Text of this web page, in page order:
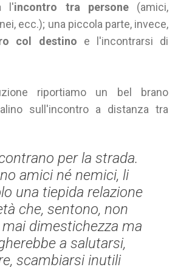
l'incontro tra persone(amici,
ecc.); una piccola parte, invece,
col destino e l'incontrarsi di
riportiamo un bel brano
sull'incontro a distanza tra
per la strada.
amici né nemici, li
una tiepida relazione
che, sentono, non
dimestichezza ma
a salutarsi,
scambiarsi inutili